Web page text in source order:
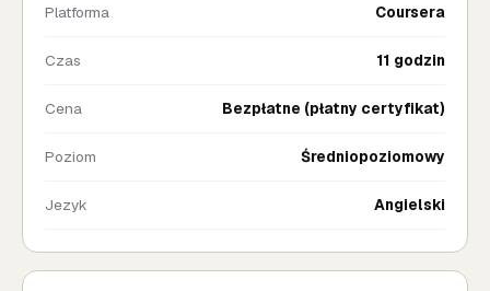
Platforma Coursera
Czas 11 godzin
Cena Bezpłatne (płatny certyfikat)
Poziom Średniopoziomowy
Jezyk Angielski